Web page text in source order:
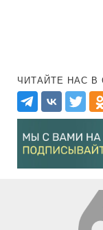
ЧИТАЙТЕ НАС В